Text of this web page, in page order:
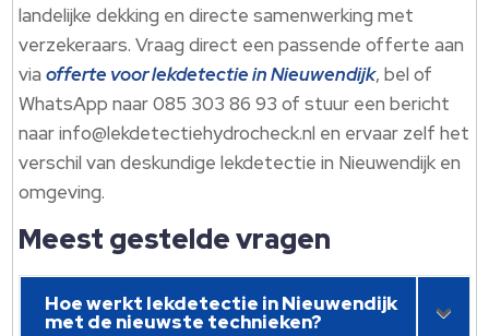
landelijke dekking en directe samenwerking met
verzekeraars.​ Vraag direct een passende offerte aan
viaofferte voor lekdetectie in Nieuwendijk, bel of
WhatsApp naar 085 303 86 93 of stuur een bericht
naar info@lekdetectiehydrocheck.​nl en ervaar zelf het
verschil van deskundige lekdetectie in Nieuwendijk en
omgeving.​
Meest gestelde vragen
Hoe werkt lekdetectie in Nieuwendijk
met de nieuwste technieken?